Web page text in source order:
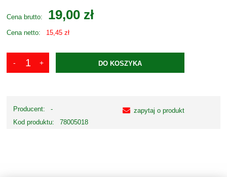
Cena brutto: 19,00 zł
Cena netto: 15,45 zł
DO KOSZYKA
Producent:
-
Kod produktu:
78005018
zapytaj o produkt